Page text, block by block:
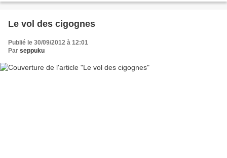
Le vol des cigognes
Publié le 30/09/2012 à 12:01
Par seppuku